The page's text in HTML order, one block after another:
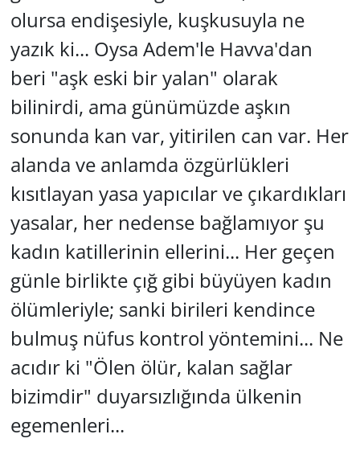
olursa endişesiyle, kuşkusuyla ne
yazık ki... Oysa Adem'le Havva'dan
beri "aşk eski bir yalan" olarak
bilinirdi, ama günümüzde aşkın
sonunda kan var, yitirilen can var. Her
alanda ve anlamda özgürlükleri
kısıtlayan yasa yapıcılar ve çıkardıkları
yasalar, her nedense bağlamıyor şu
kadın katillerinin ellerini... Her geçen
günle birlikte çığ gibi büyüyen kadın
ölümleriyle; sanki birileri kendince
bulmuş nüfus kontrol yöntemini... Ne
acıdır ki "Ölen ölür, kalan sağlar
bizimdir" duyarsızlığında ülkenin
egemenleri...